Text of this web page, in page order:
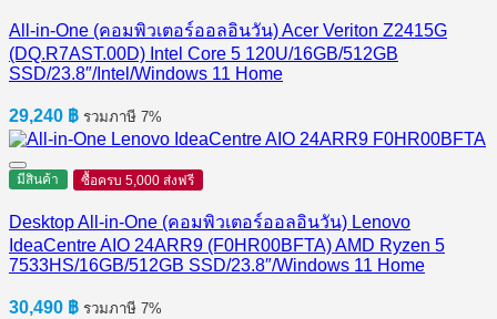
All-in-One (คอมพิวเตอร์ออลอินวัน) Acer Veriton Z2415G
(DQ.R7AST.00D) Intel Core 5 120U/16GB/512GB
SSD/23.8″/Intel/Windows 11 Home
29,240 ฿ รวมภาษี 7%
มีสินค้า ซื้อครบ 5,000 ส่งฟรี
Desktop All-in-One (คอมพิวเตอร์ออลอินวัน) Lenovo
IdeaCentre AIO 24ARR9 (F0HR00BFTA) AMD Ryzen 5
7533HS/16GB/512GB SSD/23.8″/Windows 11 Home
30,490 ฿ รวมภาษี 7%